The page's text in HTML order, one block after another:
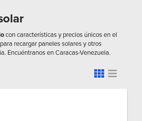
con características y precios únicos en el
recargar paneles solares y otros
Encuéntranos en Caracas-Venezuela.